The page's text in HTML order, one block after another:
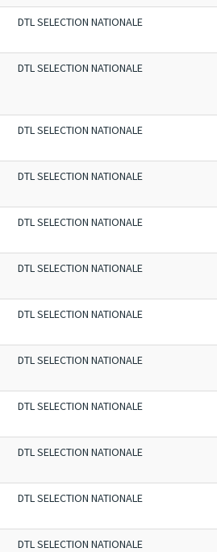
DTL SELECTION NATIONALE
DTL SELECTION NATIONALE
DTL SELECTION NATIONALE
DTL SELECTION NATIONALE
DTL SELECTION NATIONALE
DTL SELECTION NATIONALE
DTL SELECTION NATIONALE
DTL SELECTION NATIONALE
DTL SELECTION NATIONALE
DTL SELECTION NATIONALE
DTL SELECTION NATIONALE
DTL SELECTION NATIONALE